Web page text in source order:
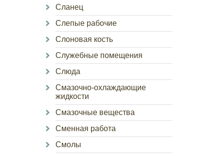
Сланец
Слепые рабочие
Слоновая кость
Служебные помещения
Слюда
Смазочно-охлаждающие
жидкости
Смазочные вещества
Сменная работа
Смолы